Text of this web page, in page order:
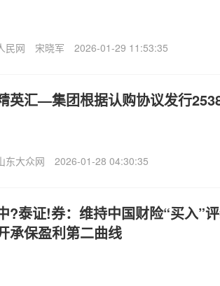
民网 宋晓军 2026-01-29 11:53:35
英汇—集团根据认购协议发行
东大众网 2026-01-28 04:30:35
?泰证!券：维持中国财险“买入”
承保盈利第二曲线